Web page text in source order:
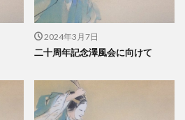
2024年3月7日
二十周年記念澤風会に向けて